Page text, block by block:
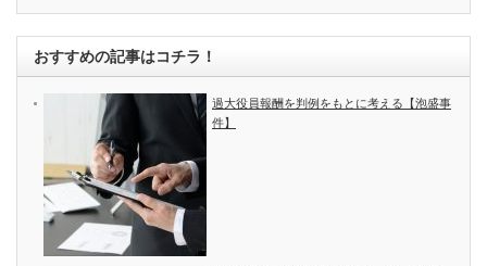
おすすめの記事はコチラ！
過大役員報酬を判例をもとに考える【泡盛事
件】